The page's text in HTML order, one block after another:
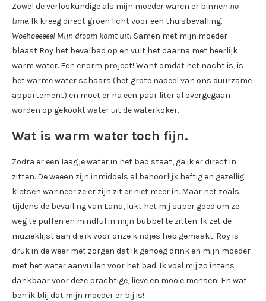
Zowel de verloskundige als mijn moeder waren er binnen no
time. Ik kreeg direct groen licht voor een thuisbevalling.
Woehoeeeee! Mijn droom komt uit! Samen met mijn moeder
blaast Roy het bevalbad op en vult het daarna met heerlijk
warm water. Een enorm project! Want omdat het nacht is, is
het warme water schaars (het grote nadeel van ons duurzame
appartement) en moet er na een paar liter al overgegaan
worden op gekookt water uit de waterkoker.
Wat is warm water toch fijn.
Zodra er een laagje water in het bad staat, ga ik er direct in
zitten. De weeën zijn inmiddels al behoorlijk heftig en gezellig
kletsen wanneer ze er zijn zit er niet meer in. Maar net zoals
tijdens de bevalling van Lana, lukt het mij super goed om ze
weg te puffen en mindful in mijn bubbel te zitten. Ik zet de
muzieklijst aan die ik voor onze kindjes heb gemaakt. Roy is
druk in de weer met zorgen dat ik genoeg drink en mijn moeder
met het water aanvullen voor het bad. Ik voel mij zo intens
dankbaar voor deze prachtige, lieve en mooie mensen! En wat
ben ik blij dat mijn moeder er bij is!